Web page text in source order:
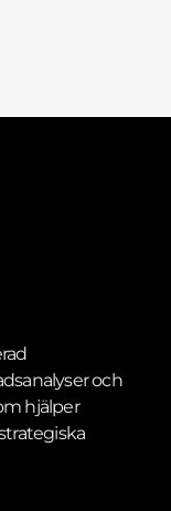
och
hjälper